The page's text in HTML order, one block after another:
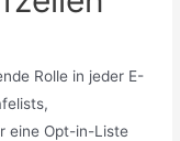
Rolle in jeder E-
eine Opt-in-Liste